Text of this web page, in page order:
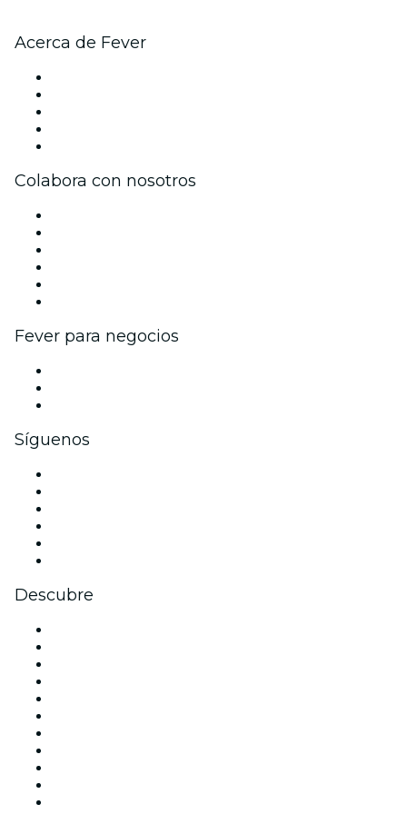
Acerca de Fever
Colabora con nosotros
Fever para negocios
Síguenos
Descubre